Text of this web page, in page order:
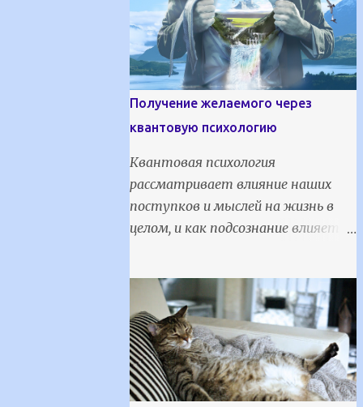
Получение желаемого через
квантовую психологию
Квантовая психология
рассматривает влияние наших
поступков и мыслей на жизнь в
целом, и как подсознание влияет
открытия, сделанные в
квантовой физике и психологии. Ее
главный бонус - возможность
изменить жизнь к лучшему
посредством исполнения желаний
и главного инструмента силы